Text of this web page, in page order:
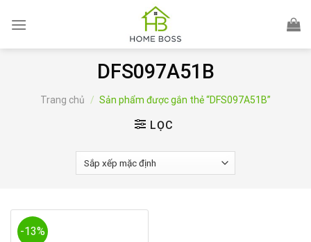
DFS097A51B
Trang chủ / Sản phẩm được gắn thẻ “DFS097A51B”
LỌC
-13%